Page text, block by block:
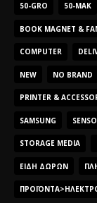
50-GRO 50-MAK
BOOK MAGNET &
COMPUTER
NEW NO BRAND
PRINTER &
SAMSUNG
STORAGE MEDIA
ΕΊΔΗ ΔΏΡΩΝ